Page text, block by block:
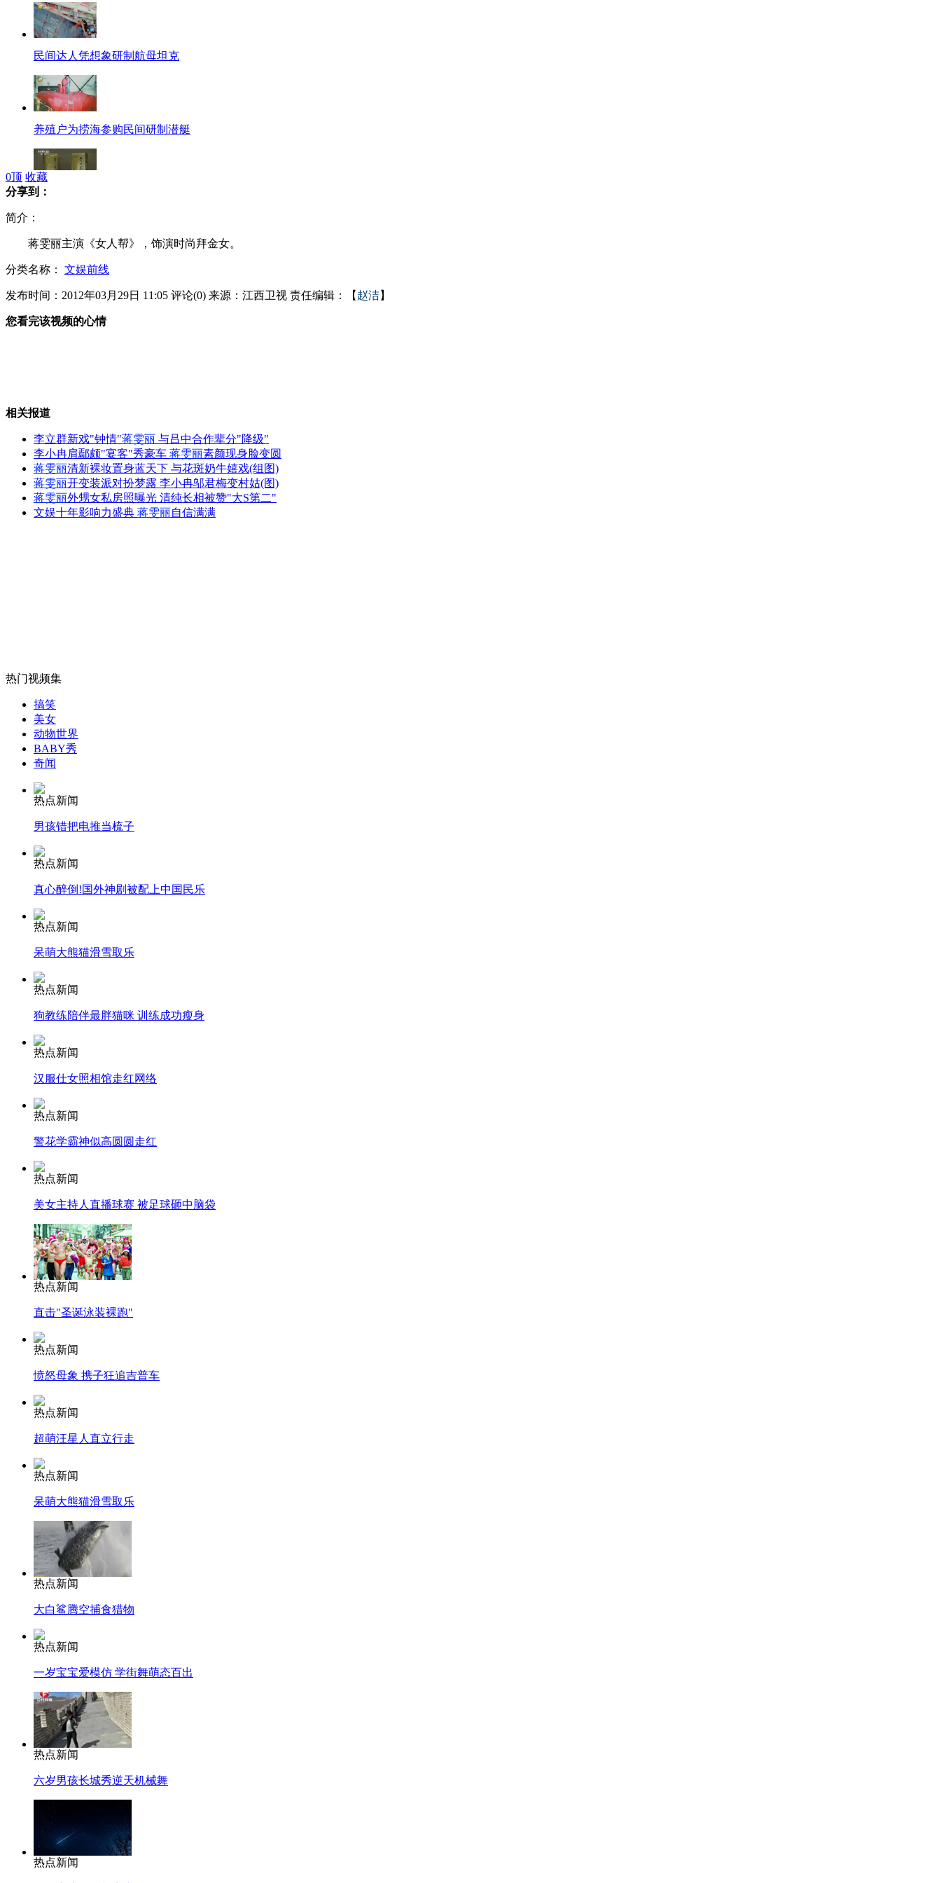
民间达人凭想象研制航母坦克
养殖户为捞海参购民间研制潜艇
超赞定格动画 粉笔画大战真人
王菲大女儿像窦唯 天生好嗓音
保安被剪刀插喉咙仍浴血擒贼
无痛分娩是否安全 医生回应
外交部：反对强权政治霸凌主义
外交部：有关国家言论片面不公正
安徽一实载49人客车翻车
走！跟着总书记去植树
消防员救轻生者
纽约上演“枕头大战”
司机酒驾遇交警 急速倒车逃窜
0顶 收藏
分享到：
简介：
蒋雯丽主演《女人帮》，饰演时尚拜金女。
分类名称： 文娱前线
发布时间：2012年03月29日 11:05 评论(0) 来源：江西卫视 责任编辑：【 赵洁】
您看完该视频的心情
相关报道
李立群新戏"钟情"蒋雯丽 与吕中合作辈分"降级"
李小冉肩鄢颇"宴客"秀豪车 蒋雯丽素颜现身脸变圆
蒋雯丽清新裸妆置身蓝天下 与花斑奶牛嬉戏(组图)
蒋雯丽开变装派对扮梦露 李小冉邬君梅变村姑(图)
蒋雯丽外甥女私房照曝光 清纯长相被赞"大S第二"
文娱十年影响力盛典 蒋雯丽自信满满
热门视频集
搞笑
美女
动物世界
BABY秀
奇闻
热点新闻
男孩错把电推当梳子
热点新闻
真心醉倒!国外神剧被配上中国民乐
热点新闻
呆萌大熊猫滑雪取乐
热点新闻
狗教练陪伴最胖猫咪 训练成功瘦身
热点新闻
汉服仕女照相馆走红网络
热点新闻
警花学霸神似高圆圆走红
热点新闻
美女主持人直播球赛 被足球砸中脑袋
热点新闻
直击"圣诞泳装裸跑"
热点新闻
愤怒母象 携子狂追吉普车
热点新闻
超萌汪星人直立行走
热点新闻
呆萌大熊猫滑雪取乐
热点新闻
大白鲨腾空捕食猎物
热点新闻
一岁宝宝爱模仿 学街舞萌态百出
热点新闻
六岁男孩长城秀逆天机械舞
热点新闻